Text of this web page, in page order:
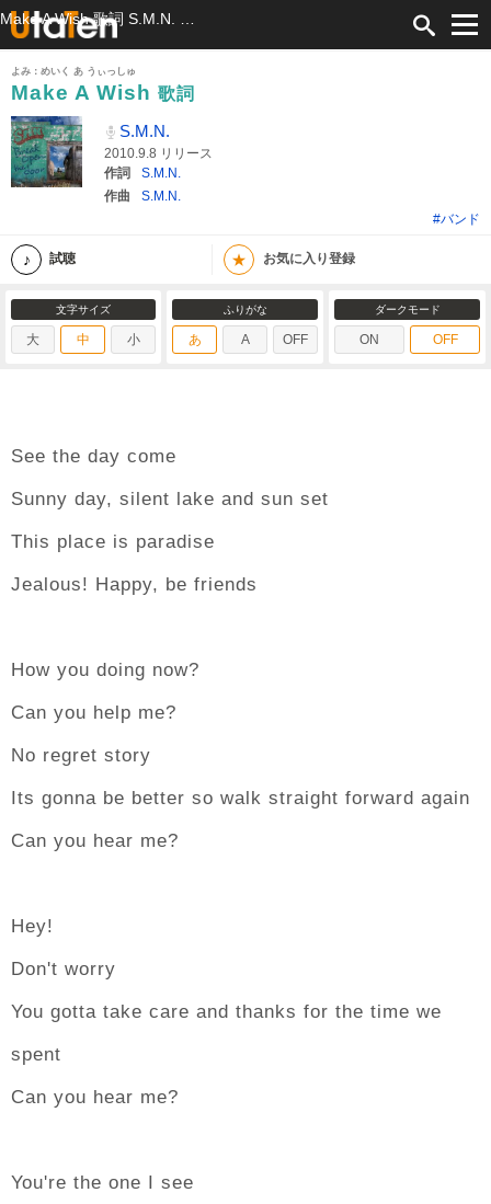
よみ：めいく あ うぃっしゅ
Make A Wish 歌詞
S.M.N.
2010.9.8 リリース
作詞
S.M.N.
作曲
S.M.N.
#バンド
試聴 ★ お気に入り登録
文字サイズ
大 中 小
ふりがな
あ A OFF
ダークモード
ON OFF
See the day come
Sunny day, silent lake and sun set
This place is paradise
Jealous! Happy, be friends
How you doing now?
Can you help me?
No regret story
Its gonna be better so walk straight forward again
Can you hear me?
Hey!
Don't worry
You gotta take care and thanks for the time we
spent
Can you hear me?
You're the one I see